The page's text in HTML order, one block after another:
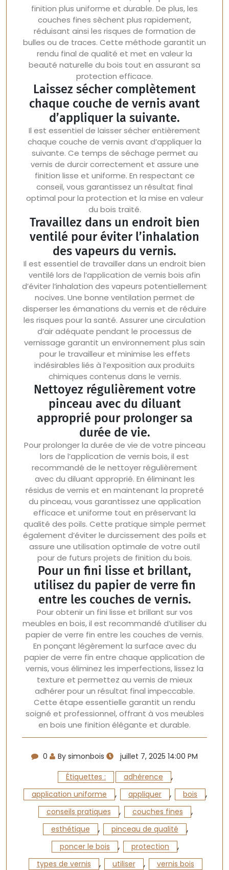
finition plus uniforme et durable. De plus, les
couches fines sèchent plus rapidement,
réduisant ainsi les risques de formation de
bulles ou de traces. Cette méthode garantit un
rendu final de qualité et met en valeur la
beauté naturelle du bois tout en assurant sa
protection efficace.
Laissez sécher complètement
chaque couche de vernis avant
d’appliquer la suivante.
Il est essentiel de laisser sécher entièrement
chaque couche de vernis avant d’appliquer la
suivante. Ce temps de séchage permet au
vernis de durcir correctement et assure une
finition lisse et uniforme. En respectant ce
conseil, vous garantissez un résultat final
optimal pour la protection et la mise en valeur
du bois traité.
Travaillez dans un endroit bien
ventilé pour éviter l’inhalation
des vapeurs du vernis.
Il est essentiel de travailler dans un endroit bien
ventilé lors de l’application de vernis bois afin
d’éviter l’inhalation des vapeurs potentiellement
nocives. Une bonne ventilation permet de
disperser les émanations du vernis et de réduire
les risques pour la santé. Assurer une circulation
d’air adéquate pendant le processus de
vernissage garantit un environnement plus sain
pour le travailleur et minimise les effets
indésirables liés à l’exposition aux produits
chimiques contenus dans le vernis.
Nettoyez régulièrement votre
pinceau avec du diluant
approprié pour prolonger sa
durée de vie.
Pour prolonger la durée de vie de votre pinceau
lors de l’application de vernis bois, il est
recommandé de le nettoyer régulièrement
avec du diluant approprié. En éliminant les
résidus de vernis et en maintenant la propreté
du pinceau, vous garantissez une application
efficace et uniforme tout en préservant la
qualité des poils. Cette pratique simple permet
également d’éviter le durcissement des poils et
assure une utilisation optimale de votre outil
pour de futurs projets de finition du bois.
Pour un fini lisse et brillant,
utilisez du papier de verre fin
entre les couches de vernis.
Pour obtenir un fini lisse et brillant sur vos
meubles en bois, il est recommandé d’utiliser du
papier de verre fin entre les couches de vernis.
En ponçant légèrement la surface avec du
papier de verre fin entre chaque application de
vernis, vous éliminez les imperfections, lissez la
texture et permettez au vernis de mieux
adhérer pour un résultat final impeccable.
Cette étape essentielle garantit un rendu
soigné et professionnel, offrant à vos meubles
en bois une finition élégante et durable.
0 By simonbois
juillet 7, 2025 14:00 PM
Étiquettes :
adhérence ,
application uniforme , appliquer , bois ,
conseils pratiques , couches fines ,
esthétique , pinceau de qualité ,
poncer le bois , protection ,
types de vernis , utiliser , vernis bois